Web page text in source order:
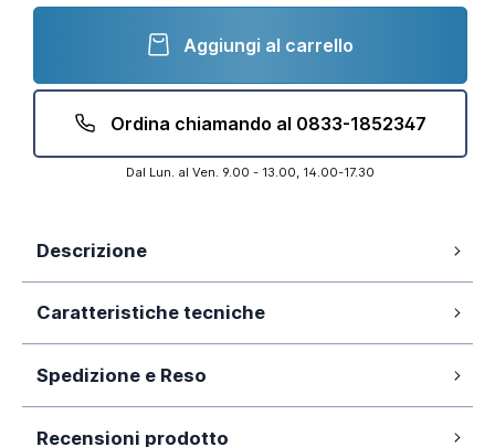
Aggiungi al carrello
Ordina chiamando al 0833-1852347
Dal Lun. al Ven. 9.00 - 13.00, 14.00-17.30
Descrizione
Design moderno
Sedile slim a chiusura normale
Senza brida (Rimless)
Design Moderno
Caratteristiche tecniche
Garanzia:
Colore:
Spedizione e Reso
Recensioni prodotto